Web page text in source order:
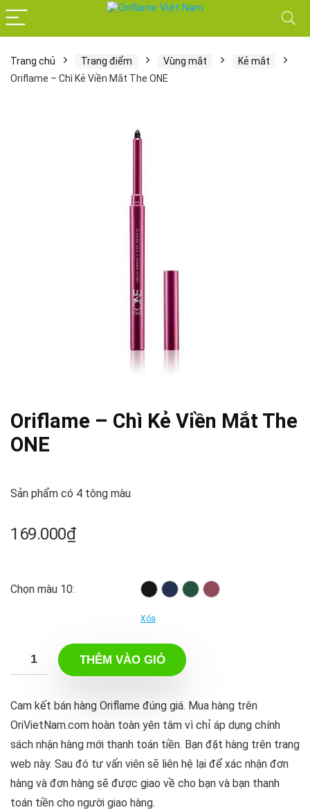
Trang chủ Trang điểm Vùng mắt
Kẻ mắt
Oriflame – Chì Kẻ Viền Mắt The ONE
Oriflame – Chì Kẻ Viền Mắt The
ONE
Sản phẩm có 4 tông màu
169.000₫
Chọn màu 10:
Xóa
THÊM VÀO GIỎ
Cam kết bán hàng Oriflame đúng giá. Mua hàng trên
OriVietNam.com hoàn toàn yên tâm vì chỉ áp dụng chính
sách nhận hàng mới thanh toán tiền. Bạn đặt hàng trên trang
web này. Sau đó tư vấn viên sẽ liên hệ lại để xác nhận đơn
hàng và đơn hàng sẽ được giao về cho bạn và bạn thanh
toán tiền cho người giao hàng.